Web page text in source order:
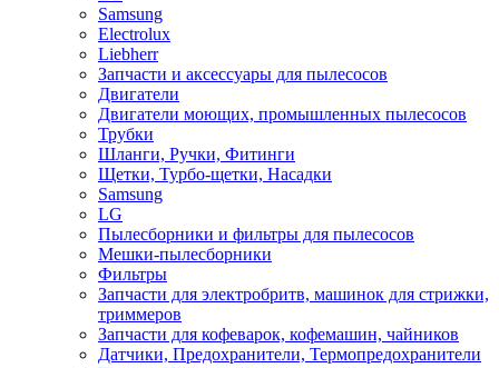
Samsung
Electrolux
Liebherr
Запчасти и аксессуары для пылесосов
Двигатели
Двигатели моющих, промышленных пылесосов
Трубки
Шланги, Ручки, Фитинги
Щетки, Турбо-щетки, Насадки
Samsung
LG
Пылесборники и фильтры для пылесосов
Мешки-пылесборники
Фильтры
Запчасти для электробритв, машинок для стрижки,
триммеров
Запчасти для кофеварок, кофемашин, чайников
Датчики, Предохранители, Термопредохранители